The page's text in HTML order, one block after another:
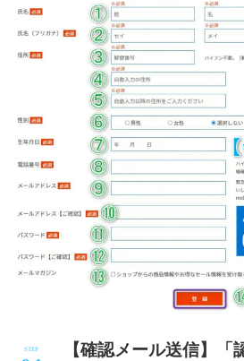
【確認メール送信】